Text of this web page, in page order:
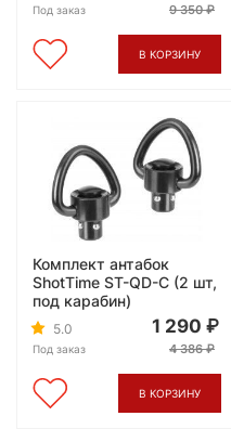
Под заказ 9 350
В КОРЗИНУ
Комплект антабок
ShotTime ST-QD-C (2 шт,
под карабин)
5.0
Под заказ
1 290
4 386
В КОРЗИНУ